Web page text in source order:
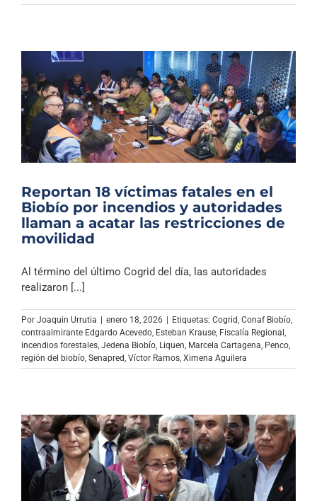
Reportan 18 víctimas fatales en el
Biobío por incendios y autoridades
llaman a acatar las restricciones de
movilidad
Al término del último Cogrid del día, las autoridades
realizaron [...]
Por Joaquin Urrutia | enero 18, 2026 | Etiquetas: Cogrid Conaf Biobío
contraalmirante Edgardo Acevedo Esteban Krause Fiscalía Regional
incendios forestales Jedena Biobío Liquen Marcela Cartagena Penco
región del biobío Senapred Víctor Ramos Ximena Aguilera